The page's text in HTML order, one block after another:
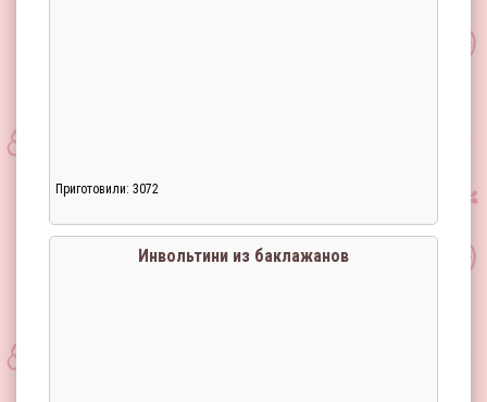
Приготовили: 3072
Инвольтини из баклажанов